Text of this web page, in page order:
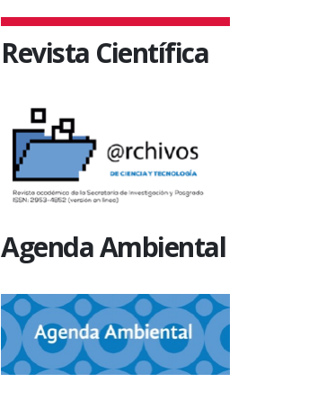
SIN CATEGORÍA
Revista Científica
Agenda Ambiental